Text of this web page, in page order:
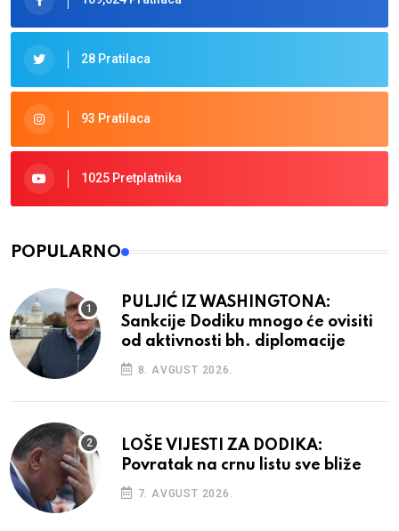
28 Pratilaca
93 Pratilaca
1025 Pretplatnika
POPULARNO
PULJIĆ IZ WASHINGTONA:
Sankcije Dodiku mnogo će ovisiti
od aktivnosti bh. diplomacije
8. AVGUST 2026.
LOŠE VIJESTI ZA DODIKA:
Povratak na crnu listu sve bliže
7. AVGUST 2026.